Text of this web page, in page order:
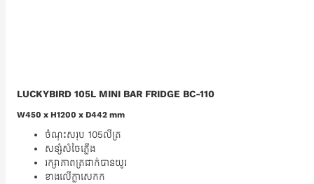
LUCKYBIRD 105L MINI BAR FRIDGE BC-110
W450 x H1200 x D442 mm
ចំណុះសរុប 105លីត្រ
សន្សំសំចៃភ្លើង
រក្សាភាពត្រជាក់បានយូរ
ខាងលើក្លាសេកក